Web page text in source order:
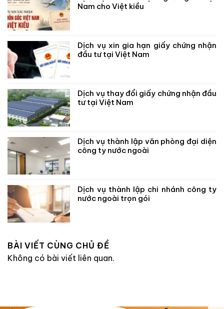
Nam cho Việt kiều
Dịch vụ xin gia hạn giấy chứng nhận
đầu tư tại Việt Nam
Dịch vụ thay đổi giấy chứng nhận đầu
tư tại Việt Nam
Dịch vụ thành lập văn phòng đại diện
công ty nước ngoài
Dịch vụ thành lập chi nhánh công ty
nước ngoài trọn gói
BÀI VIẾT CÙNG CHỦ ĐỀ
Không có bài viết liên quan.